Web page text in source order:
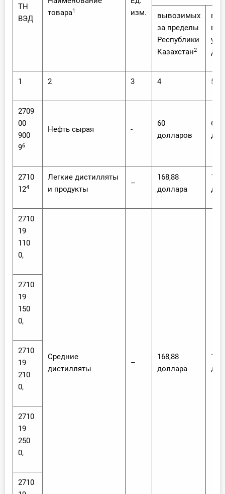
ТН
ВЭД
товара1
изм.
вывозимых
за пределы
Республики
Казахстан2
в
1 2 3 4 5
2709
00
900
96
Нефть сырая -
60
долларов
60
2710
124
Легкие дистилляты
и продукты
–
168,88
доллара
2710
19
110
0,
Средние
дистилляты
–
168,88
доллара
2710
19
150
0,
2710
19
210
0,
2710
19
250
0,
2710